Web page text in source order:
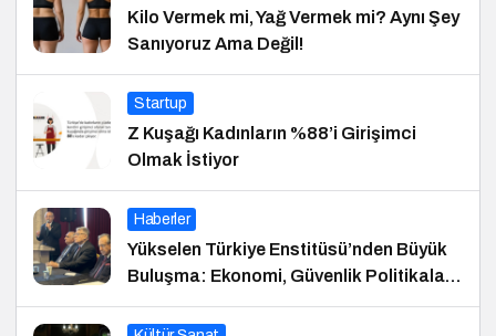
Kilo Vermek mi, Yağ Vermek mi? Aynı Şey
Sanıyoruz Ama Değil!
Startup
Z Kuşağı Kadınların %88’i Girişimci
Olmak İstiyor
Haberler
Yükselen Türkiye Enstitüsü’nden Büyük
Buluşma: Ekonomi, Güvenlik Politikaları
ve Hukuk Konferansı